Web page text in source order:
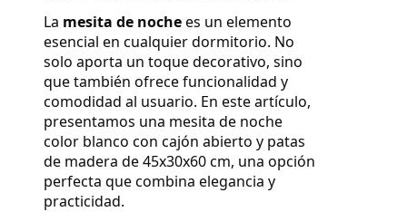
La mesita de noche es un elemento
esencial en cualquier dormitorio. No
solo aporta un toque decorativo, sino
que también ofrece funcionalidad y
comodidad al usuario. En este artículo,
presentamos una mesita de noche
color blanco con cajón abierto y patas
de madera de 45x30x60 cm, una opción
perfecta que combina elegancia y
practicidad.